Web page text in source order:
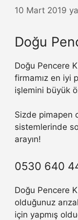
10 Mart 2019
Doğu
Doğu Pencere
firmamız en iyi
işlemini büyük
Sizde pimapen
sistemlerinde
arayın!
0530 640
Doğu Pencere
olduğunuz
için yapmış